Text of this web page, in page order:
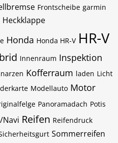
Frontscheibe garmin
Heckklappe
Honda Honda HR-V HR-V
Innenraum Inspektion
Kofferraum laden Licht
Modellauto Motor
Panoramadach Potis
Navi Reifen Reifendruck
Sommerreifen